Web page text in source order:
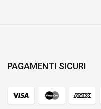
PAGAMENTI SICURI